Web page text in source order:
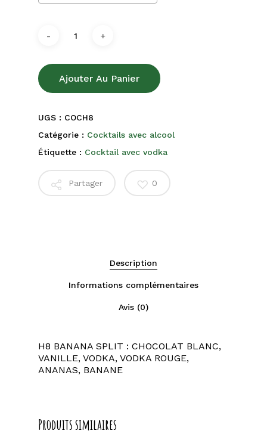
Ajouter Au Panier
UGS : COCH8
Catégorie : Cocktails avec alcool
Étiquette : Cocktail avec vodka
Partager 0
Description
Informations complémentaires
Avis (0)
H8 BANANA SPLIT : CHOCOLAT BLANC,
VANILLE, VODKA, VODKA ROUGE,
ANANAS, BANANE
Produits similaires